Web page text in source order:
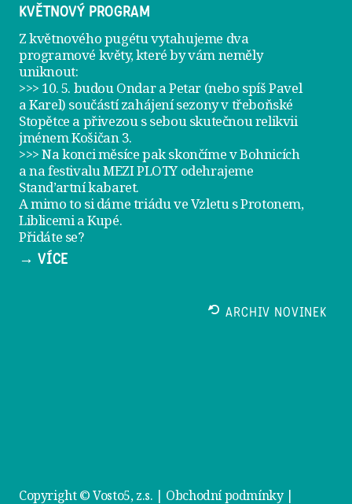
KVĚTNOVÝ PROGRAM
Z květnového pugétu vytahujeme dva
programové květy, které by vám neměly
uniknout:
>>> 10. 5. budou Ondar a Petar (nebo spíš Pavel
a Karel) součástí zahájení sezony vtřeboňské
Stopětce a přivezou s sebou skutečnou relikvii
jménemKošičan 3.
>>> Na konci měsíce pak skončíme v Bohnicích
a na festivaluMEZI PLOTY odehrajeme
Stand’artní kabaret.
A mimo to si dámetriádu ve Vzletu s Protonem,
Liblicemi a Kupé.
Přidáte se?
→ VÍCE
ARCHIV NOVINEK
Copyright © Vosto5, z.s. | Obchodní podmínky|